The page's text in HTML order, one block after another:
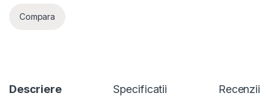
Compara
Descriere Specificatii Recenzii